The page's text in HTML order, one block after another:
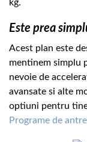
kg.
Este prea
Acest plan este
mentinem simplu
nevoie de
avansate si alte
optiuni pentru
Programe de